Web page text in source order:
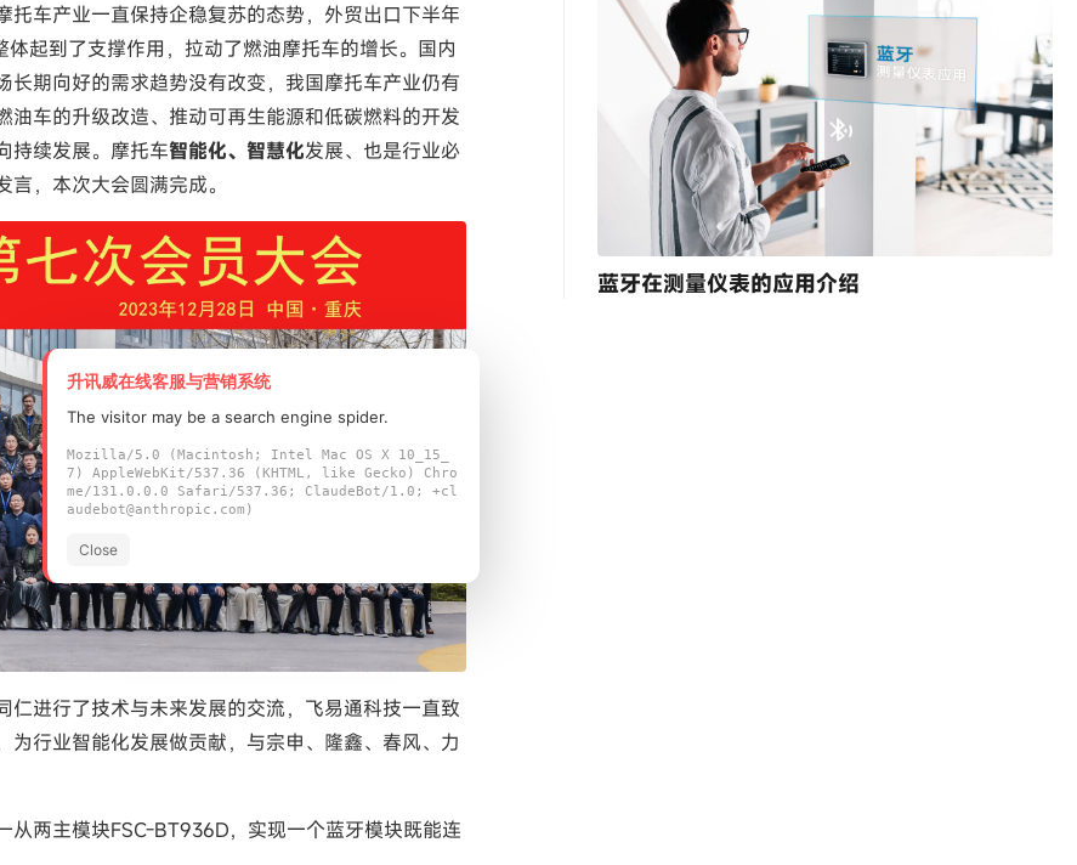
车产业一直保持企稳复苏的态势，外贸出口下半年
起到了支撑作用，拉动了燃油摩托车的增长。国内
期向好的需求趋势没有改变，我国摩托车产业仍有
车的升级改造、推动可再生能源和低碳燃料的开发
持续发展。摩托车智能化、智慧化发展、也是行业必
，本次大会圆满完成。
进行了技术与未来发展的交流，飞易通科技一直致
行业智能化发展做贡献，与宗申、隆鑫、春风、力
两主模块FSC-BT936D，实现一个蓝牙模块既能连
蓝牙在测量仪表的应用介绍
升讯威在线客服与营销系统
The visitor may be a search engine spider.
Mozilla/5.0 (Macintosh; Intel Mac OS X 10_15_
7) AppleWebKit/537.36 (KHTML, like Gecko) Chro
me/131.0.0.0 Safari/537.36; ClaudeBot/1.0; +cl
audebot@anthropic.com)
Close